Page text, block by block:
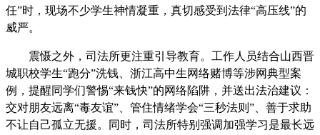
任”时，现场不少学生神情凝重，真切感受到法律“高压线”的
威严。
震慑之外，司法所更注重引导教育。工作人员结合山西晋
城职校学生“跑分”洗钱、浙江高中生网络赌博等涉网典型案
例，提醒同学们警惕“来钱快”的网络陷阱，并送出法治建议：
交对朋友远离“毒友谊”、管住情绪学会“三秒法则”、善于求助
不让自己孤立无援。同时，司法所特别强调加强学习是最长远